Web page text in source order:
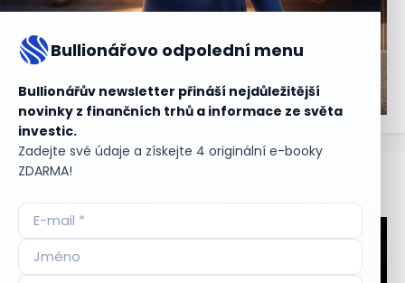
Bullionářovo odpolední menu
Bullionářův newsletter přináší nejdůležitější
novinky z finančních trhů a informace ze světa
investic.
Zadejte své údaje a získejte 4 originální e-booky
ZDARMA!Aktuální